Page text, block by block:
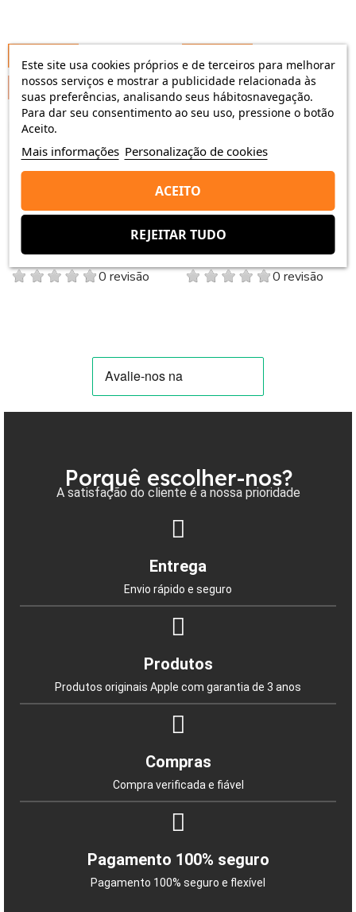
1 357,13 € 1 157,03 €
0 revisão
ESGOTADO
favorite_border
1 157,03 €
0 revisão
ESGOTADO
Porquê escolher-nos?
A satisfação do cliente é a nossa prioridade
Entrega
Envio rápido e seguro
Produtos
Produtos originais Apple com garantia de 3 anos
Compras
Compra verificada e fiável
Pagamento 100% seguro
Pagamento 100% seguro e flexível
Este site usa cookies próprios e de terceiros para melhorar
nossos serviços e mostrar a publicidade relacionada às
suas preferências, analisando seus hábitosnavegação.
Para dar seu consentimento ao seu uso, pressione o botão
Aceito.
Mais informações Personalização de cookies
REJEITAR TUDO
ACEITO